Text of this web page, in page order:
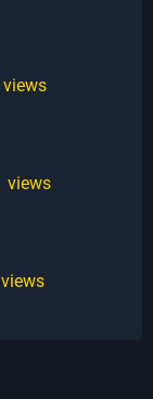
views
views
views